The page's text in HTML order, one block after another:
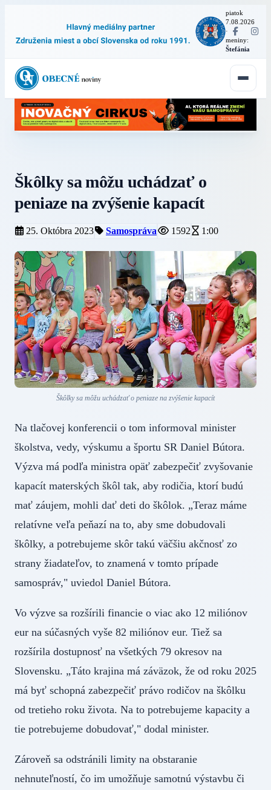
piatok
7.08.2026
·
meniny:
Štefánia
Škôlky sa môžu uchádzať o
peniaze na zvýšenie kapacít
25. Októbra 2023 Samospráva 1592 1:00
Škôlky sa môžu uchádzať o peniaze na zvýšenie kapacít
Na tlačovej konferencii o tom informoval minister
školstva, vedy, výskumu a športu SR Daniel Bútora.
Výzva má podľa ministra opäť zabezpečiť zvyšovanie
kapacít materských škôl tak, aby rodičia, ktorí budú
mať záujem, mohli dať deti do škôlok. „Teraz máme
relatívne veľa peňazí na to, aby sme dobudovali
škôlky, a potrebujeme skôr takú väčšiu akčnosť zo
strany žiadateľov, to znamená v tomto prípade
samospráv," uviedol Daniel Bútora.
Vo výzve sa rozšírili financie o viac ako 12 miliónov
eur na súčasných vyše 82 miliónov eur. Tiež sa
rozšírila dostupnosť na všetkých 79 okresov na
Slovensku. „Táto krajina má záväzok, že od roku 2025
má byť schopná zabezpečiť právo rodičov na škôlku
od tretieho roku života. Na to potrebujeme kapacity a
tie potrebujeme dobudovať," dodal minister.
Zároveň sa odstránili limity na obstaranie
nehnuteľností, čo im umožňuje samotnú výstavbu či